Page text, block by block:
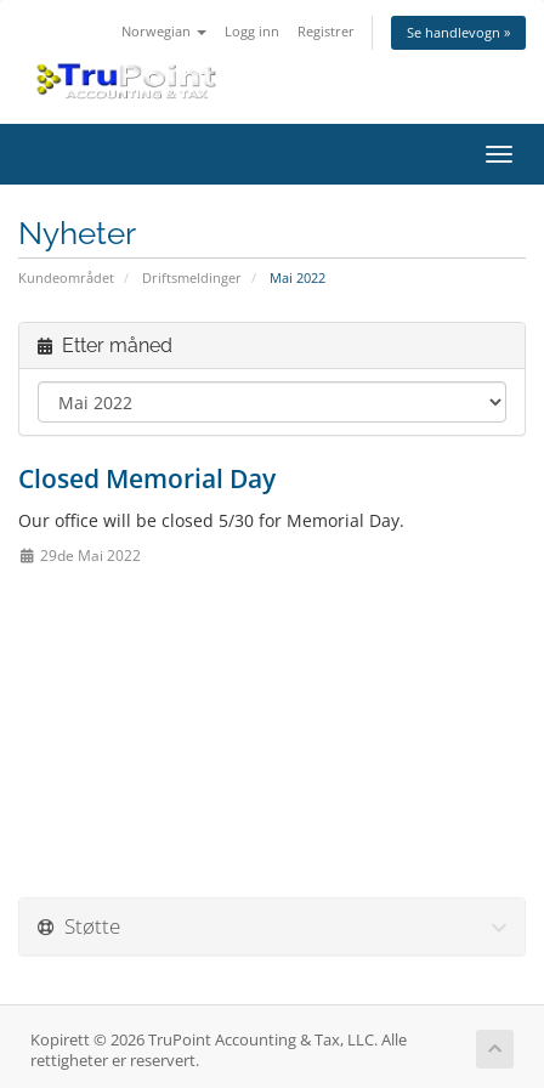
Norwegian Logg inn Registrer Se handlevogn »
Bytt
Nyheter
Kundeområdet Driftsmeldinger Mai 2022
Etter måned
Closed Memorial Day
Our office will be closed 5/30 for Memorial Day.
29de Mai 2022
Støtte
Kopirett © 2026 TruPoint Accounting & Tax, LLC. Alle
rettigheter er reservert.